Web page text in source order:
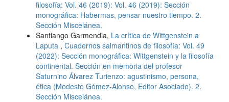
filosofía: Vol. 46 (2019): Vol. 46 (2019): Sección
monográfica: Habermas, pensar nuestro tiempo. 2.
Sección Miscelánea.
Santiango Garmendia, La crítica de Wittgenstein a
Laputa , Cuadernos salmantinos de filosofía: Vol. 49
(2022): Sección monográfica: Wittgenstein y la filosofía
continental. Sección en memoria del profesor
Saturnino Álvarez Turienzo: agustinismo, persona,
ética (Modesto Gómez-Alonso, Editor Asociado). 2.
Sección Miscelánea.